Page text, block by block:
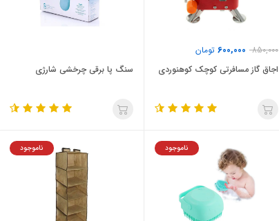
850,000
600,000 تومان
اجاق گاز مسافرتی کوچک کوهنوردی سنگ پا برقی چرخشی شارژی
ناموجود ناموجود